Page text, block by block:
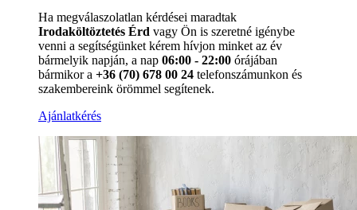
Ha megválaszolatlan kérdései maradtak
Irodaköltöztetés Érd vagy Ön is szeretné igénybe
venni a segítségünket kérem hívjon minket az év
bármelyik napján, a nap 06:00 - 22:00 órájában
bármikor a +36 (70) 678 00 24 telefonszámunkon és
szakembereink örömmel segítenek.
Ajánlatkérés